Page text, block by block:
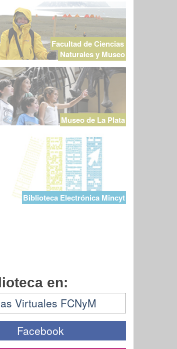
Facultad de Ciencias
Naturales y Museo
Museo de La Plata
Biblioteca Electrónica Mincyt
en:
Virtuales FCNyM
Facebook